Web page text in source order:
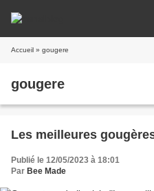
Accueil » gougere
gougere
Les meilleures
Publié le 12/05/2023 à 18:01
Par Bee Made